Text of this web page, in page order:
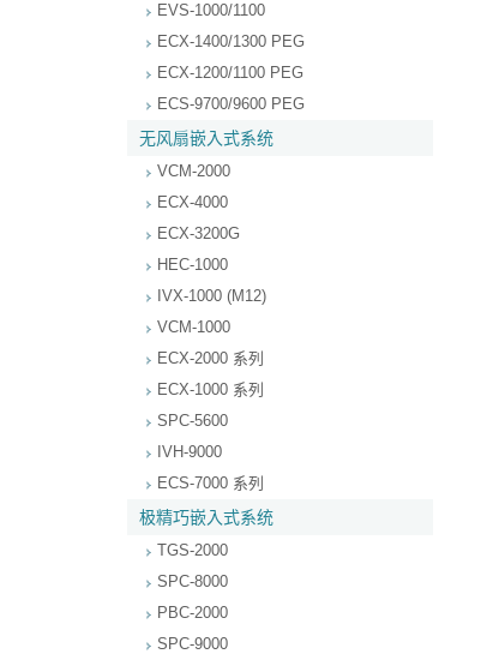
EVS-1000/1100
ECX-1400/1300 PEG
ECX-1200/1100 PEG
ECS-9700/9600 PEG
无风扇嵌入式系统
VCM-2000
ECX-4000
ECX-3200G
HEC-1000
IVX-1000 (M12)
VCM-1000
ECX-2000 系列
ECX-1000 系列
SPC-5600
IVH-9000
ECS-7000 系列
极精巧嵌入式系统
TGS-2000
SPC-8000
PBC-2000
SPC-9000